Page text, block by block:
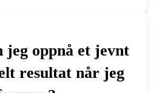
jeg oppnå et jevnt
resultat når jeg